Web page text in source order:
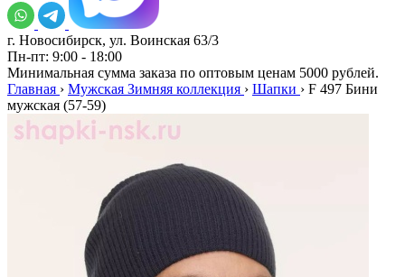
г. Новосибирск, ул. Воинская 63/3
Пн-пт: 9:00 - 18:00
Минимальная сумма заказа по оптовым ценам 5000 рублей.
Главная › Мужская Зимняя коллекция › Шапки › F 497 Бини
мужская (57-59)